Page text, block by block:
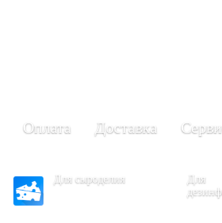
Оплата Доставка
Для сыроделия
Для